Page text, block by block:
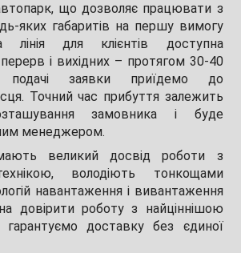
що дозволяє працювати з
яких габаритів на першу вимогу
лінія для клієнтів доступна
і вихідних – протягом 30-40
подачі заявки приїдемо до
Точний час прибуття залежить
замовника і буде
менеджером.
великий досвід роботи з
володіють тонкощами
навантаження і вивантаження
довірити роботу з найціннішою
доставку без єдиної